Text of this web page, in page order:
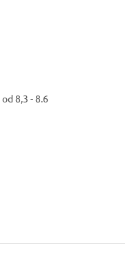
8,3 - 8.6